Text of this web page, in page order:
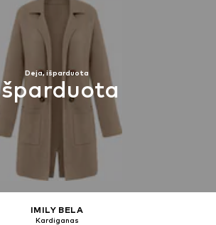
Deja, išparduota
IMILY BELA
Kardiganas